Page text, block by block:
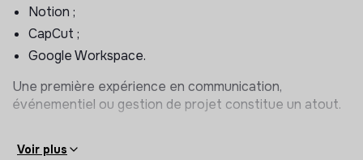
Participer à la création et à la mise à jour des
supports de communication ;
Contribuer à la rédaction de contenus à destination
Assurer la cohérence et l'harmonisation des outils de
communication ;
les territoires.
Notion ;
CapCut ;
Google Workspace.
Une première expérience en communication,
événementiel ou gestion de projet constitue un atout.
Voir plus